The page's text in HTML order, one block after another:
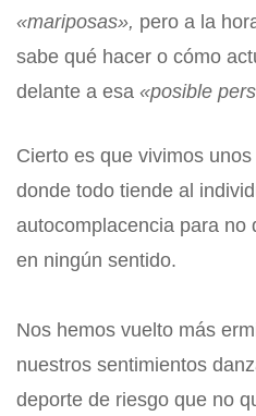
«mariposas», pero a la
sabe qué hacer o cómo
delante a esa «posible
Cierto es que vivimos
donde todo tiende al
autocomplacencia para no
en ningún sentido.
Nos hemos vuelto más
nuestros sentimientos
deporte de riesgo que no